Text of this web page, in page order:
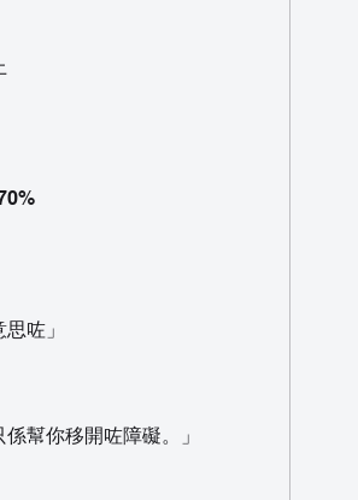
咗」
幫你移開咗障礙。」